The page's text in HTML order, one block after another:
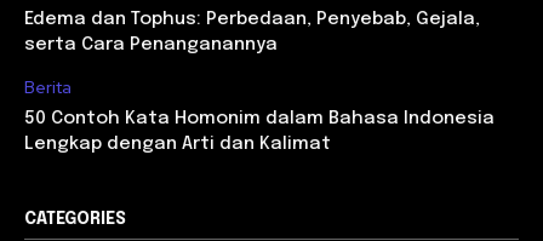
Edema dan Tophus: Perbedaan, Penyebab, Gejala,
serta Cara Penanganannya
Berita
50 Contoh Kata Homonim dalam Bahasa Indonesia
Lengkap dengan Arti dan Kalimat
CATEGORIES